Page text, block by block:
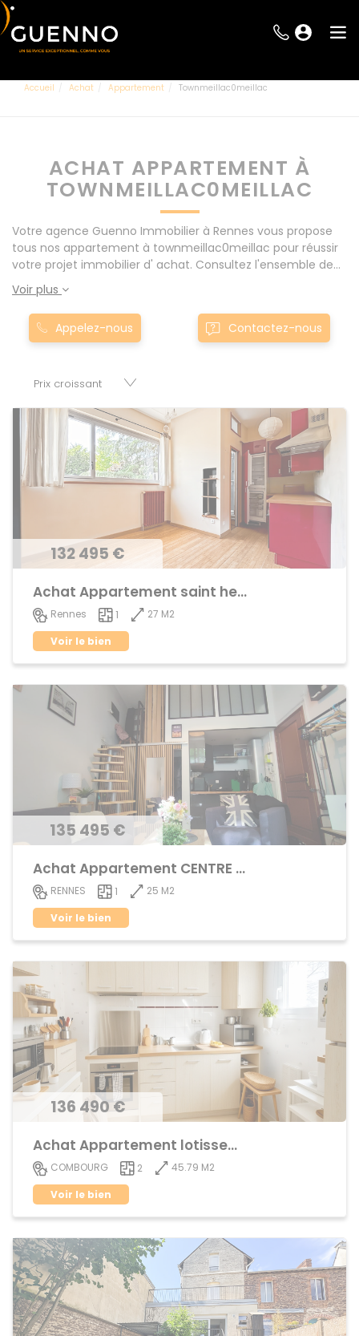
Accueil Achat Appartement Townmeillac0meillac
ACHAT APPARTEMENT À
TOWNMEILLAC0MEILLAC
Votre agence Guenno Immobilier à Rennes vous propose
tous nos appartement à townmeillac0meillac pour réussir
votre projet immobilier d' achat. Consultez l'ensemble de
nos offres à Rennes mais également aux alentours : Le
Rheu, Pacé, Montgermont... Nos appartement à
townmeillac0meillac sont proposés au meilleur prix du
marché pour permettre au plus grand nombre de réussir
appartements, maisons, immeubles, terrains et murs.
Voir plus
Appelez-nous Contactez-nous
132 495 €
Achat Appartement saint helier
Rennes 1
27 M2
Voir le bien
135 495 €
Achat Appartement CENTRE VILLE
RENNES 1
25 M2
Voir le bien
136 490 €
Achat Appartement lotissement
COMBOURG 2
45.79 M2
Voir le bien